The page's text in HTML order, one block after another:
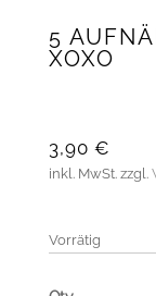
5
XOXO
3,90 €
inkl. MwSt. zzgl.
Vorrätig